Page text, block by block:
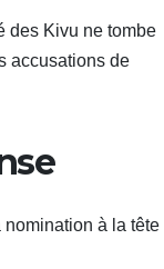
des Kivu ne tombe
accusations de
nomination à la tête